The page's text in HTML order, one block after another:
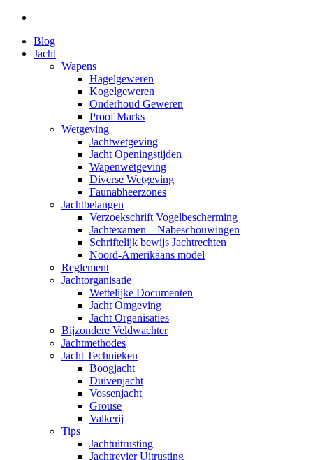
Blog
Jacht
Wapens
Hagelgeweren
Kogelgeweren
Onderhoud Geweren
Proof Marks
Wetgeving
Jachtwetgeving
Jacht Openingstijden
Wapenwetgeving
Diverse Wetgeving
Faunabheerzones
Jachtbelangen
Verzoekschrift Vogelbescherming
Jachtexamen – Nabeschouwingen
Schriftelijk bewijs Jachtrechten
Noord-Amerikaans model
Reglement
Jachtorganisatie
Wettelijke Documenten
Jacht Omgeving
Jacht Organisaties
Bijzondere Veldwachter
Jachtmethodes
Jacht Technieken
Boogjacht
Duivenjacht
Vossenjacht
Grouse
Valkerij
Tips
Jachtuitrusting
Jachtrevier Uitrusting